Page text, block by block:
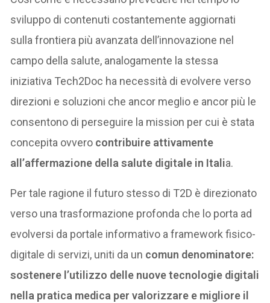
sviluppo di contenuti costantemente aggiornati
sulla frontiera più avanzata dell’innovazione nel
campo della salute, analogamente la stessa
iniziativa Tech2Doc ha necessità di evolvere verso
direzioni e soluzioni che ancor meglio e ancor più le
consentono di perseguire la mission per cui è stata
concepita ovvero contribuire attivamente
all’affermazione della salute digitale in Italia.
Per tale ragione il futuro stesso di T2D è direzionato
verso una trasformazione profonda che lo porta ad
evolversi da portale informativo a framework fisico-
digitale di servizi, uniti da un comun denominatore:
sostenere l’utilizzo delle nuove tecnologie digitali
nella pratica medica per valorizzare e migliore il